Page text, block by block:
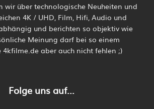
wir über technologische Neuheiten und
4K / UHD, Film, Hifi, Audio und
und berichten so objektiv wie
Meinung darf bei so einem
aber auch nicht fehlen ;)
Folge uns auf...